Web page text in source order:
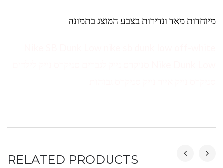
מיוחדות מאד ונדירות בצבע המוצג בתמונה
RELATED PRODUCTS